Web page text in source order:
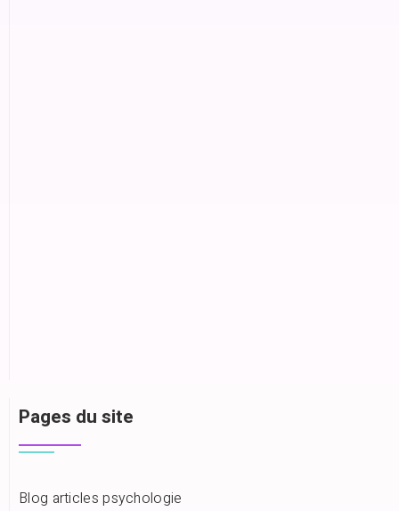
Pages du site
Blog articles psychologie